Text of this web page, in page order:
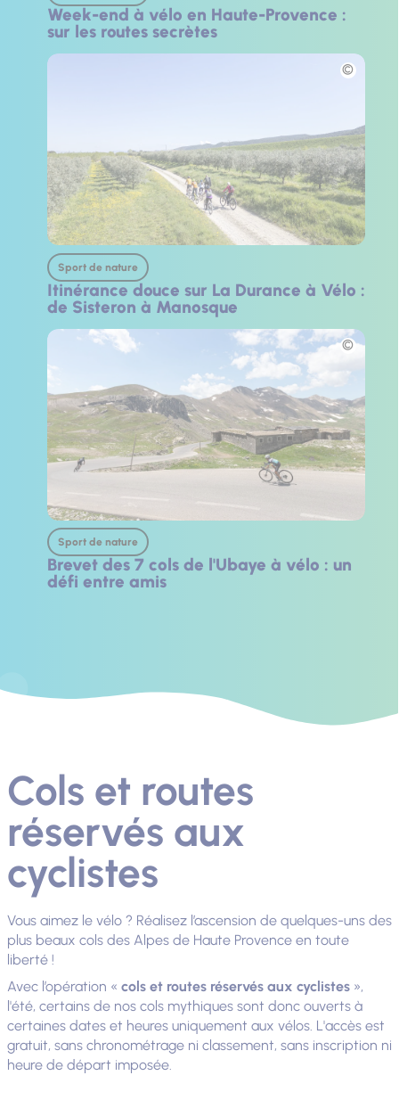
Week-end à vélo en Haute-Provence :
sur les routes secrètes
Itinérance douce sur La Durance à Vélo :
de Sisteron à Manosque
Sport de nature
Photo
Brevet des 7 cols de l'Ubaye à vélo : un
défi entre amis
Sport de nature
Photo
Cols et routes
réservés aux
cyclistes
Vous aimez le vélo ? Réalisez l’ascension de quelques-uns des
plus beaux cols des Alpes de Haute Provence en toute
liberté !
Avec l’opération « cols et routes réservés aux cyclistes»,
l'été, certains de nos cols mythiques sont donc ouverts à
certaines dates et heures uniquement aux vélos. L'accès est
gratuit, sans chronométrage ni classement, sans inscription ni
heure de départ imposée.